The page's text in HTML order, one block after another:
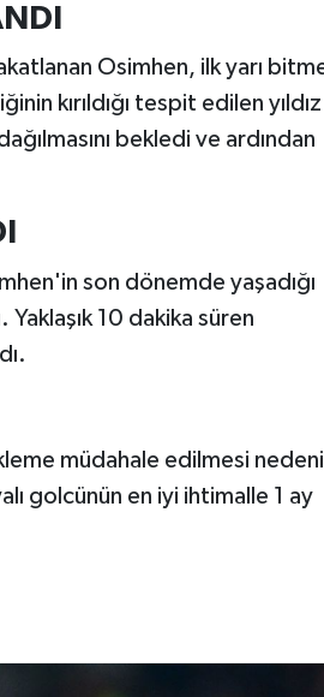
Osimhen, ilk yarı
kırıldığı tespit edilen yıldız
bekledi ve ardından
son dönemde yaşadığı
10 dakika süren
müdahale edilmesi
golcünün en iyi ihtimalle 1 ay